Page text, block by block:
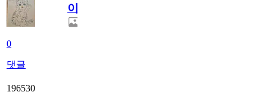
0
댓글
이
196530